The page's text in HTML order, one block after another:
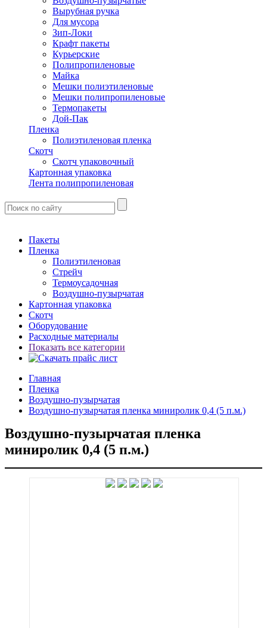
Вырубная ручка
Для мусора
Зип-Локи
Крафт пакеты
Курьерские
Полипропиленовые
Майка
Мешки полиэтиленовые
Мешки полипропиленовые
Термопакеты
Дой-Пак
Пленка
Полиэтиленовая пленка
Скотч
Скотч упаковочный
Картонная упаковка
Лента полипропиленовая
Пакеты
Пленка
Полиэтиленовая
Стрейч
Термоусадочная
Воздушно-пузырчатая
Картонная упаковка
Скотч
Оборудование
Расходные материалы
Показать все категории
Главная
Пленка
Воздушно-пузырчатая
Воздушно-пузырчатая пленка миниролик 0,4 (5 п.м.)
Воздушно-пузырчатая пленка
миниролик 0,4 (5 п.м.)